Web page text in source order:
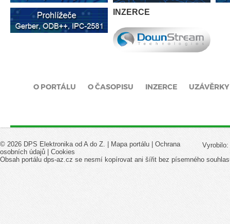
INZERCE
O PORTÁLU O ČASOPISU INZERCE UZÁVĚRKY
Vyrobilo:
© 2026 DPS Elektronika od A do Z. | Mapa portálu
Ochrana
osobních údajů
Cookies
Obsah portálu dps-az.cz se nesmí kopírovat ani šířit bez písemného